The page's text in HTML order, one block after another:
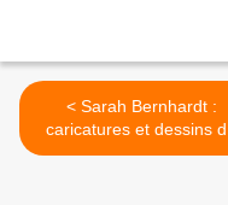
< Sarah Bernhardt :
caricatures et dessins de
presse